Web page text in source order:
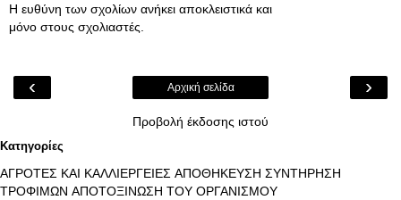
Η ευθύνη των σχολίων ανήκει αποκλειστικά και
μόνο στους σχολιαστές.
‹ ›
Αρχική σελίδα
Προβολή έκδοσης ιστού
Κατηγορίες
ΑΓΡΟΤΕΣ ΚΑΙ ΚΑΛΛΙΕΡΓΕΙΕΣ ΑΠΟΘΗΚΕΥΣΗ ΣΥΝΤΗΡΗΣΗ
ΤΡΟΦΙΜΩΝ ΑΠΟΤΟΞΙΝΩΣΗ ΤΟΥ ΟΡΓΑΝΙΣΜΟΥ